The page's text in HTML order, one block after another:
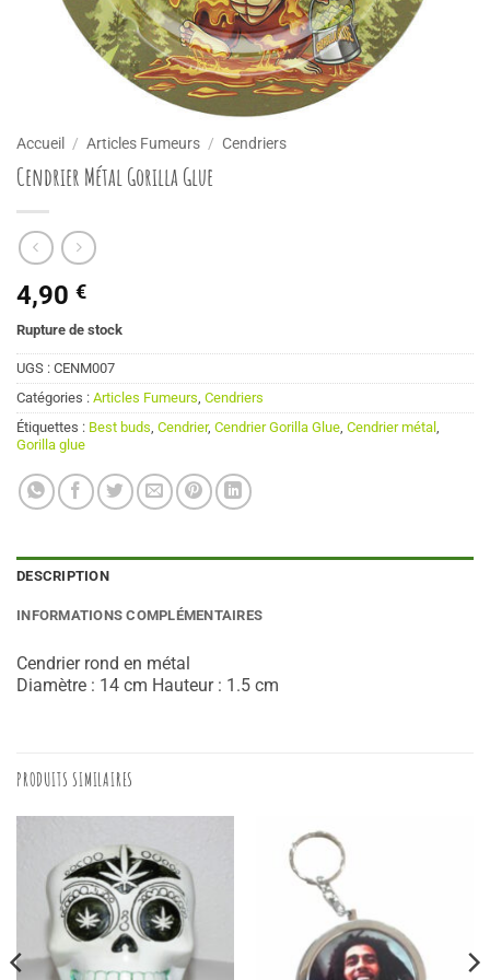
Accueil / Articles Fumeurs / Cendriers
Cendrier Métal Gorilla Glue
4,90 €
Rupture de stock
UGS : CENM007
Catégories : Articles Fumeurs, Cendriers
Étiquettes : Best buds, Cendrier, Cendrier Gorilla Glue, Cendrier métal ,
Gorilla glue
DESCRIPTION
INFORMATIONS COMPLÉMENTAIRES
Cendrier rond en métal
Diamètre : 14 cm Hauteur : 1.5 cm
PRODUITS SIMILAIRES